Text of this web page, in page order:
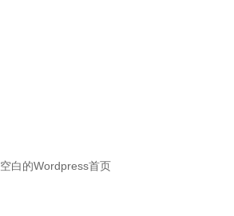
空白的Wordpress首页